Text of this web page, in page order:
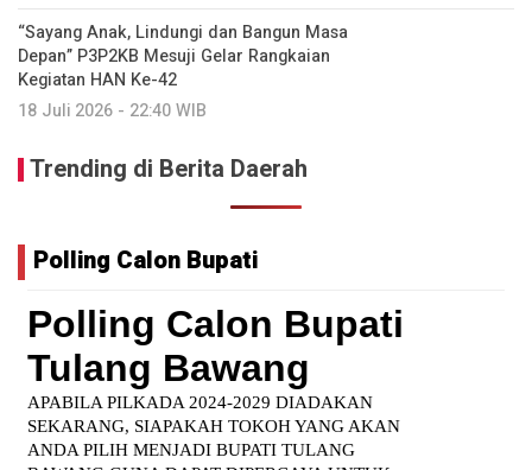
“Sayang Anak, Lindungi dan Bangun Masa
Depan” P3P2KB Mesuji Gelar Rangkaian
Kegiatan HAN Ke-42
18 Juli 2026 - 22:40 WIB
Trending di Berita Daerah
Polling Calon Bupati